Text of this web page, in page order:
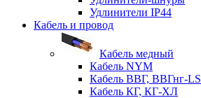
Удлинители IP44
Кабель и провод
Кабель медный
Кабель NYM
Кабель ВВГ, ВВГнг-LS
Кабель КГ, КГ-ХЛ